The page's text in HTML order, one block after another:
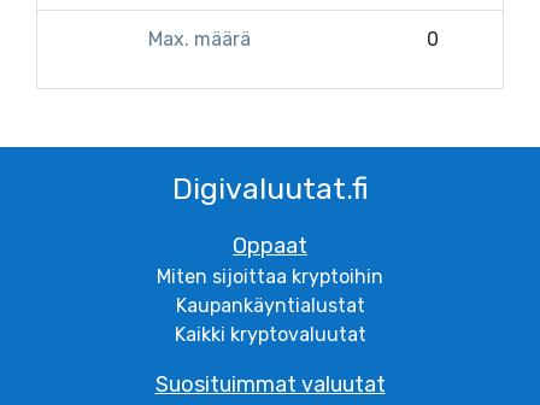
Max. määrä 0
Digivaluutat.fi
Oppaat
Miten sijoittaa kryptoihin
Kaupankäyntialustat
Kaikki kryptovaluutat
Suosituimmat valuutat